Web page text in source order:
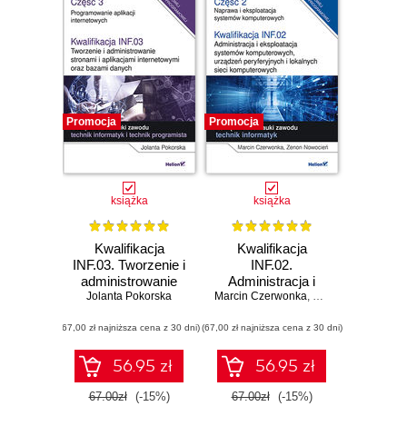
Promocja
książka
Kwalifikacja
INF.03. Tworzenie i
administrowanie
stronami i
internetowymi oraz
bazami danych.
Część 3.
Programowanie
aplikacji
Jolanta Pokorska
(67,00 zł najniższa cena z 30 dni)
56.95 zł
67.00zł (-15%)
Promocja
książka
Kwalifikacja
INF.02.
Administracja i
eksploatacja
komputerowych,
urządzeń
peryferyjnych i
lokalnych sieci
komputerowych.
Marcin Czerwonka, Zenon Nowocień
(67,00 zł najniższa cena z 30 dni)
56.95 zł
67.00zł (-15%)